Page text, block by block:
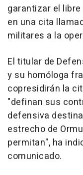
garantizar el
en una cita
militares a la
El titular de
y su homóloga
copresidirán la
"definan sus
defensiva
estrecho de
permitan", ha
comunicado.